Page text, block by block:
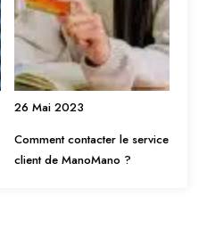
26 Mai 2023
Comment contacter le service
client de ManoMano ?